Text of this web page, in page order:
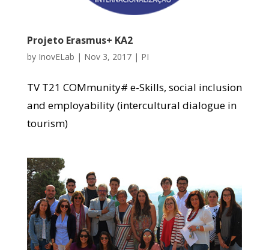
Projeto Erasmus+ KA2
by InovELab | Nov 3, 2017| PI
TV T21 COMmunity# e-Skills, social inclusion
and employability (intercultural dialogue in
tourism)